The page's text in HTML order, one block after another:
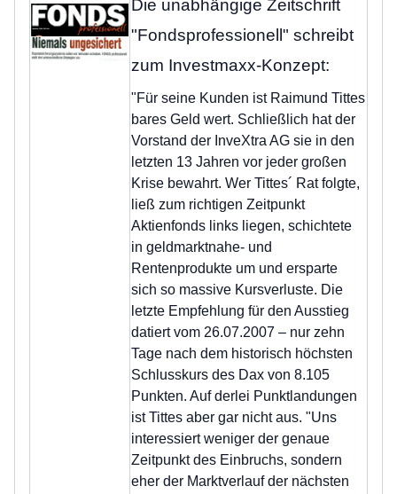
Die unabhängige Zeitschrift
"Fondsprofessionell" schreibt
zum Investmaxx-Konzept:
"Für seine Kunden ist Raimund Tittes
bares Geld wert. Schließlich hat der
Vorstand der InveXtra AG sie in den
letzten 13 Jahren vor jeder großen
Krise bewahrt. Wer Tittes´ Rat folgte,
ließ zum richtigen Zeitpunkt
Aktienfonds links liegen, schichtete
in geldmarktnahe- und
Rentenprodukte um und ersparte
sich so massive Kursverluste. Die
letzte Empfehlung für den Ausstieg
datiert vom 26.07.2007 – nur zehn
Tage nach dem historisch höchsten
Schlusskurs des Dax von 8.105
Punkten. Auf derlei Punktlandungen
ist Tittes aber gar nicht aus. "Uns
interessiert weniger der genaue
Zeitpunkt des Einbruchs, sondern
eher der Marktverlauf der nächsten